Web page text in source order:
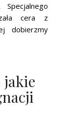
cera z
dobierzmy
jakie